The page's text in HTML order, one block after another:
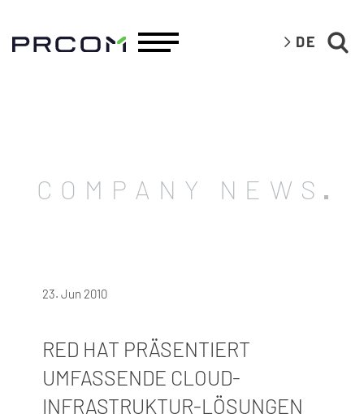
DE
COMPANY NEWS
23. Jun 2010
RED HAT PRÄSENTIERT
UMFASSENDE CLOUD-
INFRASTRUKTUR-LÖSUNGEN